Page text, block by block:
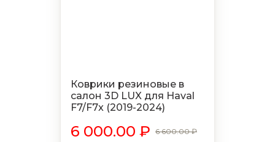
Коврики резиновые в
салон 3D LUX для Haval
F7/F7x (2019-2024)
6 000.00 ₽ 6 600.00 ₽